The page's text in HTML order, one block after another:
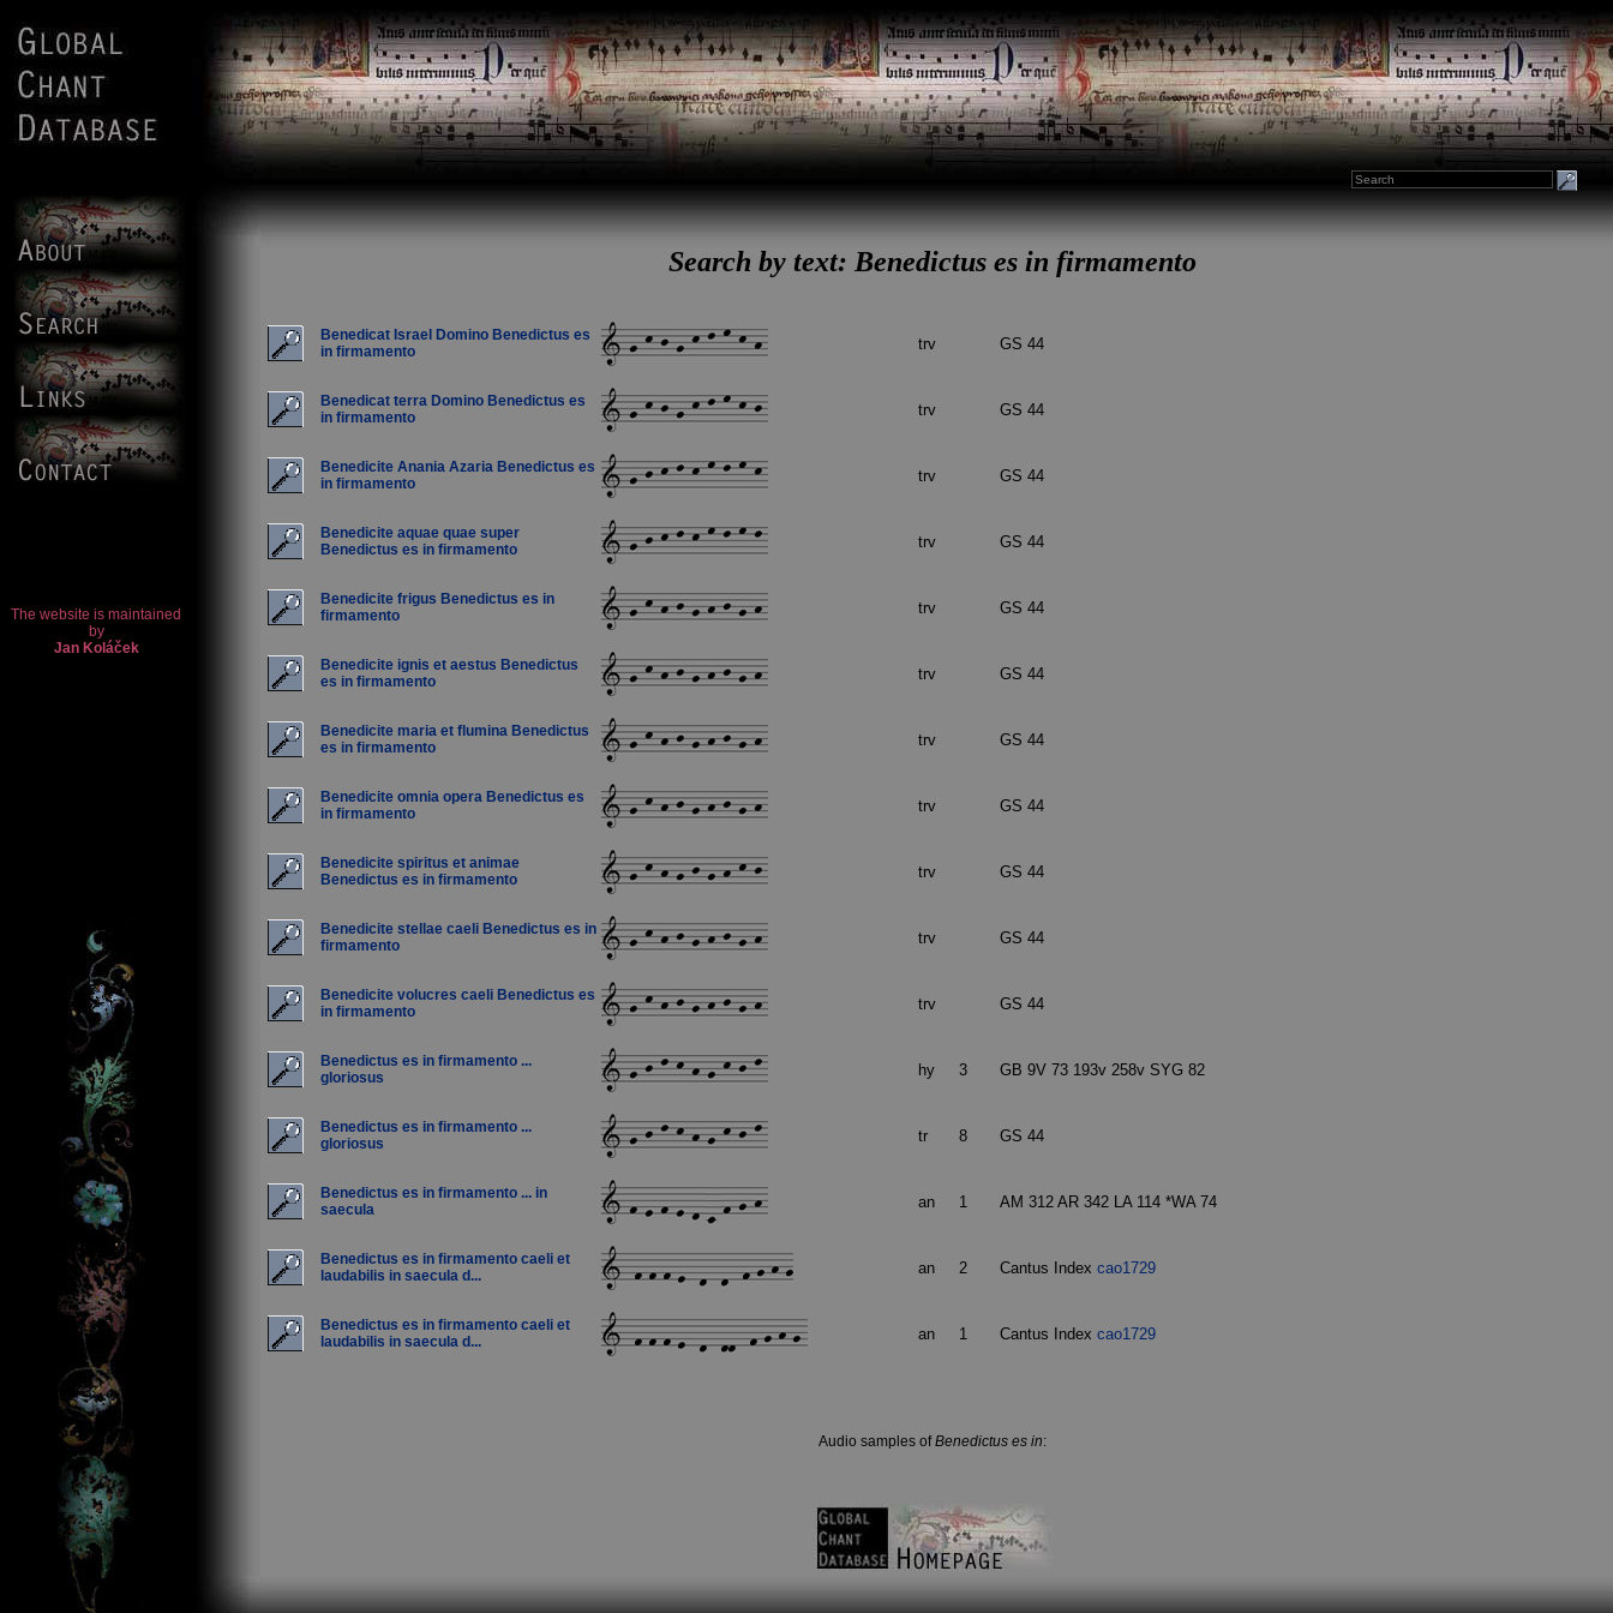
Search by text: Benedictus es in firmamento
Benedicat Israel Domino Benedictus es
in firmamento
trv GS 44
Benedicat terra Domino Benedictus es
in firmamento
trv GS 44
Benedicite Anania Azaria Benedictus es
in firmamento
trv GS 44
Benedicite aquae quae super
Benedictus es in firmamento
trv GS 44
Benedicite frigus Benedictus es in
firmamento
trv GS 44
Benedicite ignis et aestus Benedictus
es in firmamento
trv GS 44
Benedicite maria et flumina Benedictus
es in firmamento
trv GS 44
Benedicite omnia opera Benedictus es
in firmamento
trv GS 44
Benedicite spiritus et animae
Benedictus es in firmamento
trv GS 44
Benedicite stellae caeli Benedictus es in
firmamento
trv GS 44
Benedicite volucres caeli Benedictus es
in firmamento
trv GS 44
Benedictus es in firmamento ...
gloriosus
hy 3 GB 9V 73 193v 258v SYG 82
Benedictus es in firmamento ...
gloriosus
tr 8 GS 44
Benedictus es in firmamento ... in
saecula
an 1 AM 312 AR 342 LA 114 *WA 74
Benedictus es in firmamento caeli et
laudabilis in saecula d...
an 2 Cantus Index cao1729
Benedictus es in firmamento caeli et
laudabilis in saecula d...
an 1 Cantus Index cao1729
Audio samples ofBenedictus es in: